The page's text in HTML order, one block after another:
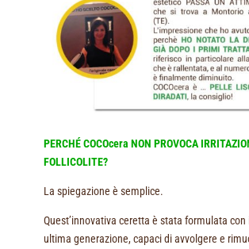
PERCHÉ COCOcera NON PROVOCA
FOLLICOLITE?
La spiegazione è semplice.
Quest’innovativa ceretta è stata formulata
ultima generazione, capaci di avvolgere e